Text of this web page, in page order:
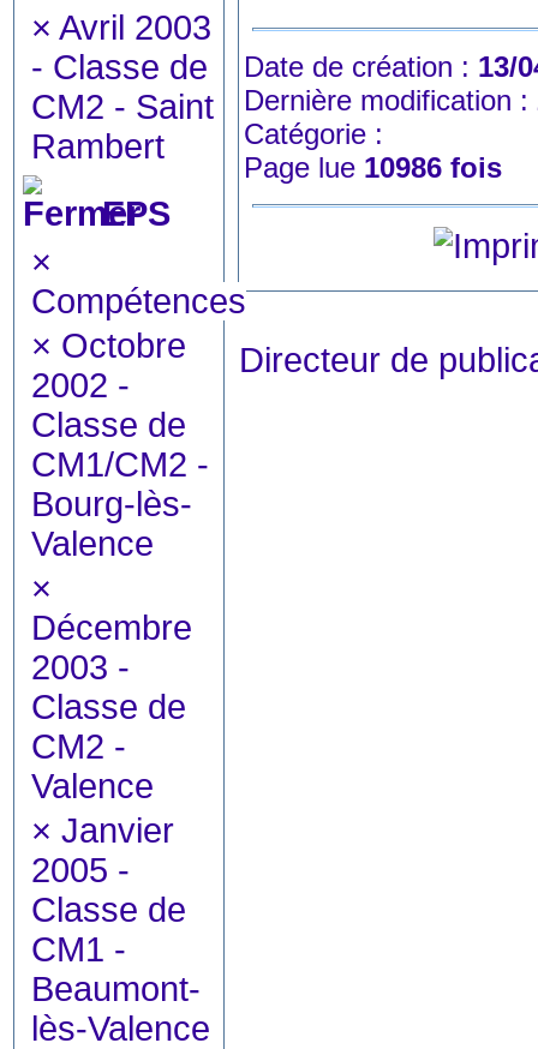
× Avril 2003
- Classe de
CM2 - Saint
Rambert
EPS
×
Compétences
× Octobre
2002 -
Classe de
CM1/CM2 -
Bourg-lès-
Valence
×
Décembre
2003 -
Classe de
CM2 -
Valence
× Janvier
2005 -
Classe de
CM1 -
Beaumont-
lès-Valence
Date de création : 13/
Dernière modification :
Catégorie :
Page lue 10986 fois
Directeur de